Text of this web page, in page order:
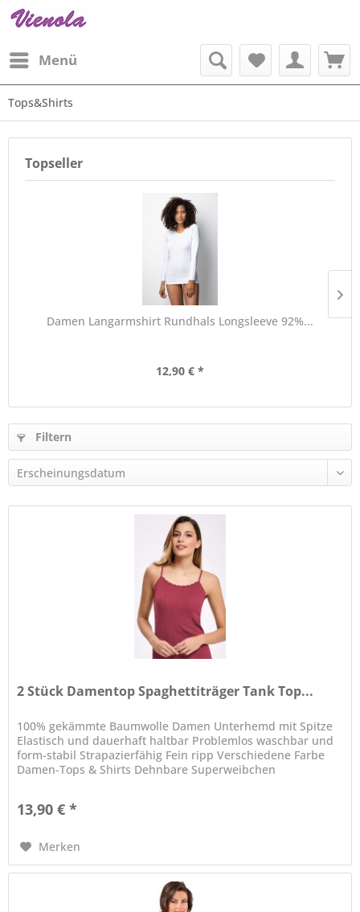
Menü
Tops&Shirts
Topseller
Damen Langarmshirt Rundhals Longsleeve 92%...
12,90 € *
Filtern
2 Stück Damentop Spaghettiträger Tank Top...
100% gekämmte Baumwolle Damen Unterhemd mit Spitze
Elastisch und dauerhaft haltbar Problemlos waschbar und
form-stabil Strapazierfähig Fein ripp Verschiedene Farbe
Damen-Tops & Shirts Dehnbare Superweibchen
13,90 € *
Merken